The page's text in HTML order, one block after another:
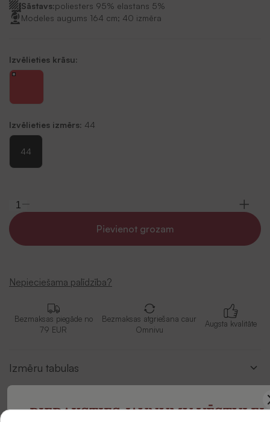
Sāstavs:poliesters 95% elastans 5%
Modeles augums 164 cm; 40 izmēra
Izvēlieties krāsu:
Izvēlieties izmērs: 44
44
Pievienot grozam
Nepieciešama palīdzība?
Bezmaksas piegāde no
79 EUR
Bezmaksas atgriešana caur
Omnivu
Augsta kvalitāte
Izmēru tabulas
PIERAKSTIES JAUNUMU VĒSTULEI